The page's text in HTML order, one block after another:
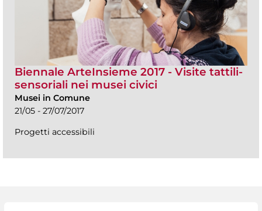
Biennale ArteInsieme 2017 - Visite tattili-
sensoriali nei musei civici
Musei in Comune
21/05 - 27/07/2017
Progetti accessibili